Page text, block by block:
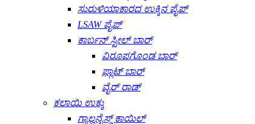
ಸುರುಳಿಯಾಕಾರದ ಉಕ್ಕಿನ ಪೈಪ್
LSAW ಪೈಪ್
ಕಾರ್ಬನ್ ಸ್ಟೀಲ್ ಬಾರ್
ವಿರೂಪಗೊಂಡ ಬಾರ್
ಫ್ಲಾಟ್ ಬಾರ್
ವೈರ್ ರಾಡ್
ಕಲಾಯಿ ಉಕ್ಕು
ಗ್ಯಾಲ್ವನೈಸ್ಡ್ ಕಾಯಿಲ್